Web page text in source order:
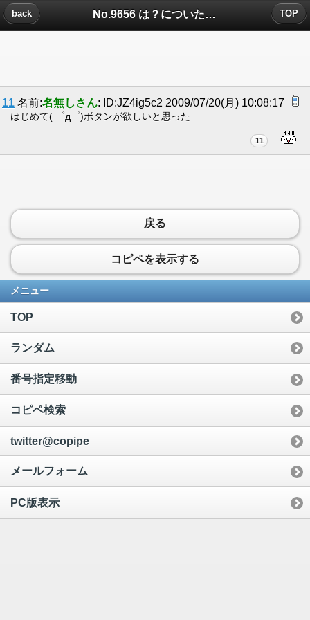
No.9656 は？についたコメント
back TOP
11 名前:名無しさん: ID:JZ4ig5c2 2009/07/20(月) 10:08:17
はじめて( ゜д゜)ボタンが欲しいと思った
11
戻る
コピペを表示する
メニュー
TOP
ランダム
番号指定移動
コピペ検索
twitter@copipe
メールフォーム
PC版表示